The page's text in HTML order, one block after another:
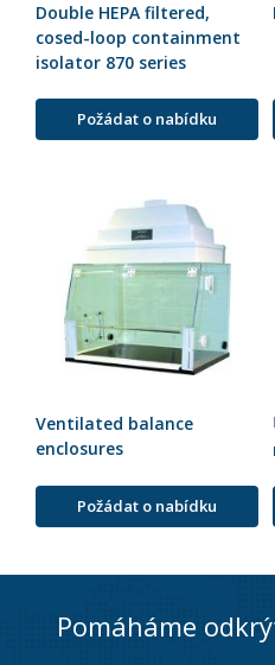
Double HEPA filtered,
cosed-loop containment
isolator 870 series
Požádat o nabídku
Ventilated balance
enclosures
Požádat o nabídku
Pomáháme